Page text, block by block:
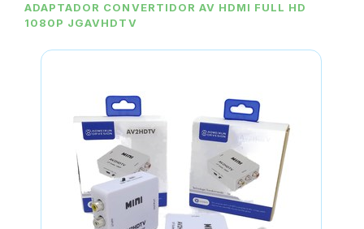
ADAPTADOR CONVERTIDOR AV HDMI FULL HD
1080P JGAVHDTV